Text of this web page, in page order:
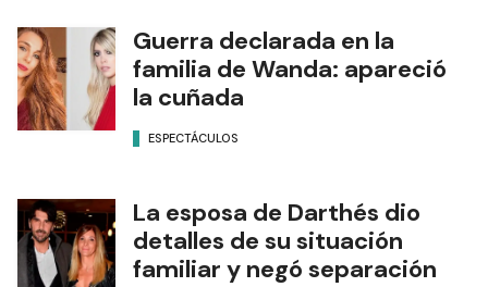
Guerra declarada en la
familia de Wanda: apareció
la cuñada
ESPECTÁCULOS
La esposa de Darthés dio
detalles de su situación
familiar y negó separación